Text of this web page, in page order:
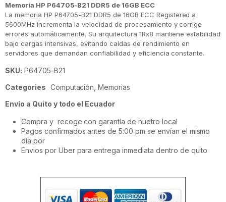
Memoria HP P64705-B21 DDR5 de 16GB ECC
La memoria HP P64705-B21 DDR5 de 16GB ECC Registered a
5600MHz incrementa la velocidad de procesamiento y corrige
errores automáticamente. Su arquitectura 1Rx8 mantiene estabilidad
bajo cargas intensivas, evitando caídas de rendimiento en
servidores que demandan confiabilidad y eficiencia constante.
SKU: P64705-B21
Categories Computación ,Memorias
Envío a Quito y todo el Ecuador
Compra y recoge con garantía de nuetro local
Pagos confirmados antes de 5:00 pm se envían el mismo
día por
Envios por Uber para entrega inmediata dentro de quito